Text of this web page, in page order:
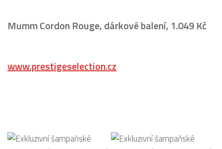
Mumm Cordon Rouge, dárkové balení, 1.049 Kč
www.prestigeselection.cz